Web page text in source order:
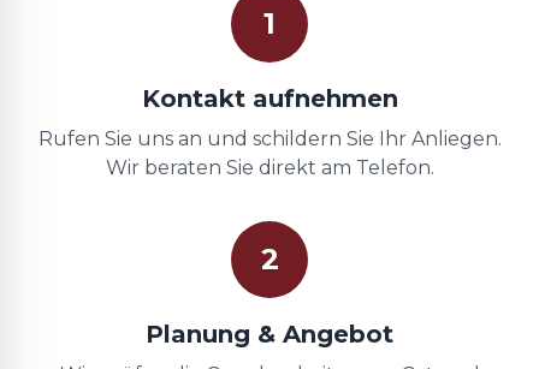
1
Kontakt aufnehmen
Rufen Sie uns an und schildern Sie Ihr Anliegen.
Wir beraten Sie direkt am Telefon.
2
Planung & Angebot